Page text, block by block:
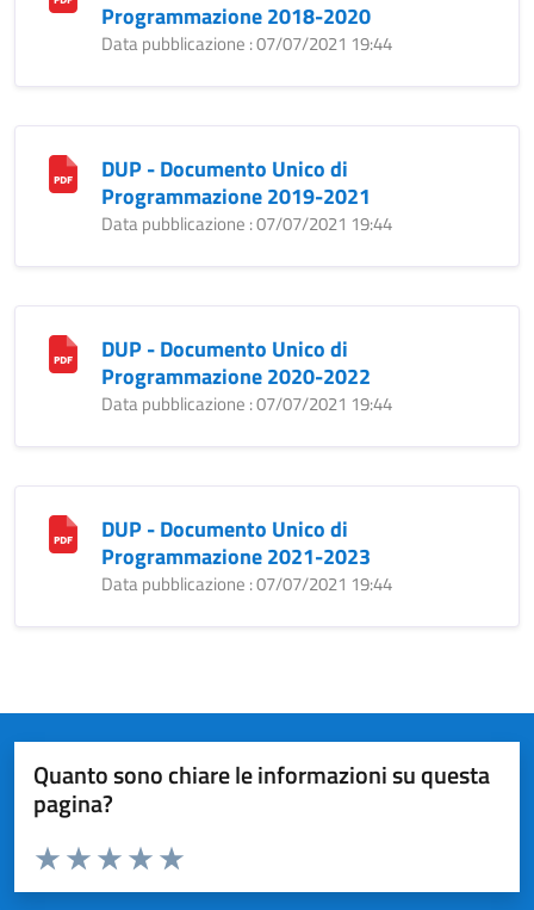
Programmazione 2018-2020
Data pubblicazione : 07/07/2021 19:44
DUP - Documento Unico di
Programmazione 2019-2021
Data pubblicazione : 07/07/2021 19:44
DUP - Documento Unico di
Programmazione 2020-2022
Data pubblicazione : 07/07/2021 19:44
DUP - Documento Unico di
Programmazione 2021-2023
Data pubblicazione : 07/07/2021 19:44
Quanto sono chiare le informazioni su questa
pagina?
Valuta da 1 a 5 stelle la pagina
Valuta 5 stelle su 5
Valuta 4 stelle su 5
Valuta 3 stelle su 5
Valuta 2 stelle su 5
Valuta 1 stelle su 5